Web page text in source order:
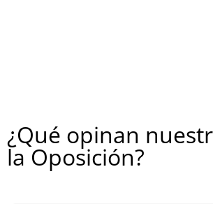
¿Qué opinan
la Oposición?